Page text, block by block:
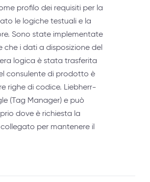
profilo dei requisiti per la
le logiche testuali e la
Sono state implementate
che i dati a disposizione del
logica è stata trasferita
consulente di prodotto è
righe di codice. Liebherr-
(Tag Manager) e può
dove è richiesta la
per mantenere il